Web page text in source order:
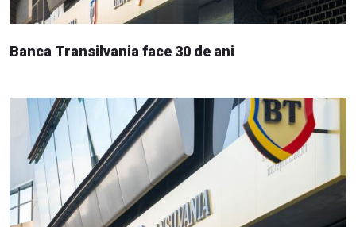
Banca Transilvania face 30 de ani